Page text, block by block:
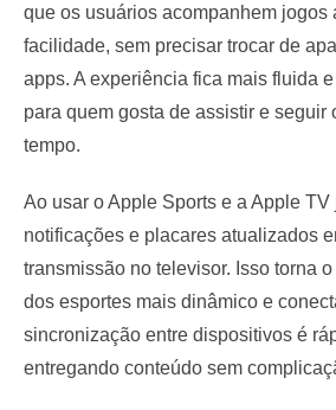
que os usuários acompanhem jogos
facilidade, sem precisar trocar de
apps. A experiência fica mais fluida
para quem gosta de assistir e seguir
tempo.
Ao usar o Apple Sports e a Apple
notificações e placares atualizados
transmissão no televisor. Isso torna
dos esportes mais dinâmico e
sincronização entre dispositivos é
entregando conteúdo sem